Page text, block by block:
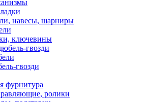
навесы, шарниры
ключевины
гвозди
гвозди
фурнитура
ролики